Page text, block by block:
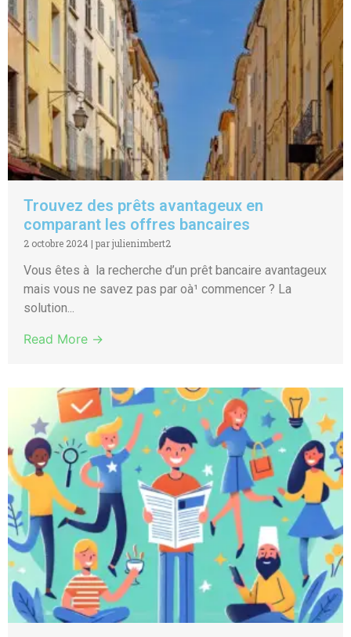
Trouvez des prêts avantageux en
comparant les offres bancaires
2 octobre 2024 | par julienimbert2
Vous êtes à la recherche d’un prêt bancaire avantageux
mais vous ne savez pas par oà¹ commencer ? La
solution...
Read More →